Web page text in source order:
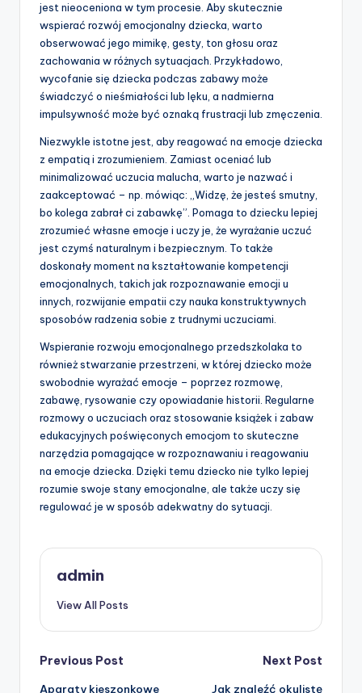
jest nieoceniona w tym procesie. Aby skutecznie
wspierać rozwój emocjonalny dziecka, warto
obserwować jego mimikę, gesty, ton głosu oraz
zachowania w różnych sytuacjach. Przykładowo,
wycofanie się dziecka podczas zabawy może
świadczyć o nieśmiałości lub lęku, a nadmierna
impulsywność może być oznaką frustracji lub zmęczenia.
Niezwykle istotne jest, aby reagować na emocje dziecka
z empatią i zrozumieniem. Zamiast oceniać lub
minimalizować uczucia malucha, warto je nazwać i
zaakceptować – np. mówiąc: „Widzę, że jesteś smutny,
bo kolega zabrał ci zabawkę”. Pomaga to dziecku lepiej
zrozumieć własne emocje i uczy je, że wyrażanie uczuć
jest czymś naturalnym i bezpiecznym. To także
doskonały moment na kształtowanie kompetencji
emocjonalnych, takich jak rozpoznawanie emocji u
innych, rozwijanie empatii czy nauka konstruktywnych
sposobów radzenia sobie z trudnymi uczuciami.
Wspieranie rozwoju emocjonalnego przedszkolaka to
również stwarzanie przestrzeni, w której dziecko może
swobodnie wyrażać emocje – poprzez rozmowę,
zabawę, rysowanie czy opowiadanie historii. Regularne
rozmowy o uczuciach oraz stosowanie książek i zabaw
edukacyjnych poświęconych emocjom to skuteczne
narzędzia pomagające w rozpoznawaniu i reagowaniu
na emocje dziecka. Dzięki temu dziecko nie tylko lepiej
rozumie swoje stany emocjonalne, ale także uczy się
regulować je w sposób adekwatny do sytuacji.
admin
View All Posts
Post
Previous Post
Aparaty kieszonkowe
Next Post
Jak znaleźć okulistę